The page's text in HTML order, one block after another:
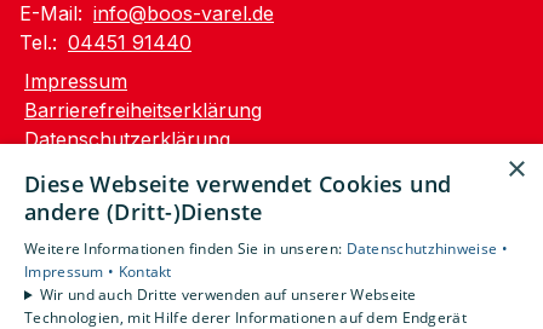
E-Mail: info@boos-varel.de
Tel.: 04451 91440
Impressum
Barrierefreiheitserklärung
Datenschutzerklärung
Unsere Bereiche
Privatkunden
Gewerbekunden
Karriere
×
Diese Webseite verwendet Cookies und
andere (Dritt-)Dienste
Weitere Informationen finden Sie in unseren: Datenschutzhinweise •
Impressum • Kontakt
Wir und auch Dritte verwenden auf unserer Webseite
Technologien, mit Hilfe derer Informationen auf dem Endgerät